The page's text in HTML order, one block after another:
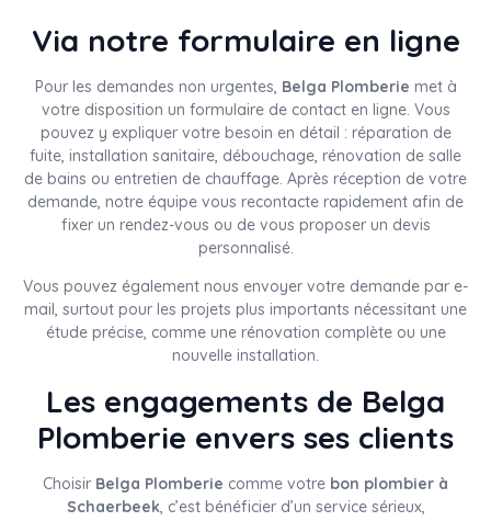
Via notre formulaire en ligne
Pour les demandes non urgentes, Belga Plomberie met à
votre disposition un formulaire de contact en ligne. Vous
pouvez y expliquer votre besoin en détail : réparation de
fuite, installation sanitaire, débouchage, rénovation de salle
de bains ou entretien de chauffage. Après réception de votre
demande, notre équipe vous recontacte rapidement afin de
fixer un rendez-vous ou de vous proposer un devis
personnalisé.
Vous pouvez également nous envoyer votre demande par e-
mail, surtout pour les projets plus importants nécessitant une
étude précise, comme une rénovation complète ou une
nouvelle installation.
Les engagements de Belga
Plomberie envers ses clients
Choisir Belga Plomberie comme votre bon plombier à
Schaerbeek, c’est bénéficier d’un service sérieux,